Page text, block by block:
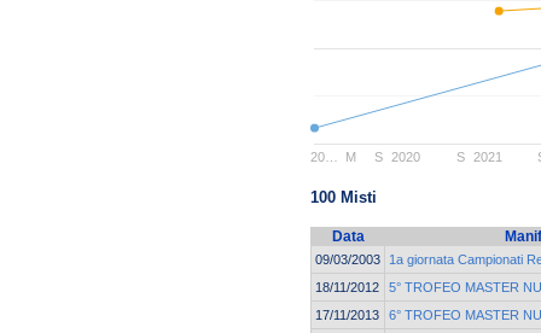
20… 2020 2021
M S S
100 Misti
Data
09/03/2003
1a giornata Campionati
18/11/2012
5° TROFEO MASTER
17/11/2013
6° TROFEO MASTER